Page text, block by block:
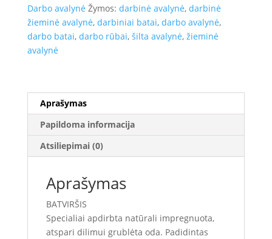
Kevlar
Darbo avalynė Žymos: darbinė avalynė, darbinė
žieminė avalynė, darbiniai batai, darbo avalynė,
darbo batai, darbo rūbai, šilta avalynė, žieminė
avalynė
Aprašymas
Papildoma informacija
Atsiliepimai (0)
Aprašymas
BATVIRŠIS
Specialiai apdirbta natūrali impregnuota,
atspari dilimui grublėta oda. Padidintas